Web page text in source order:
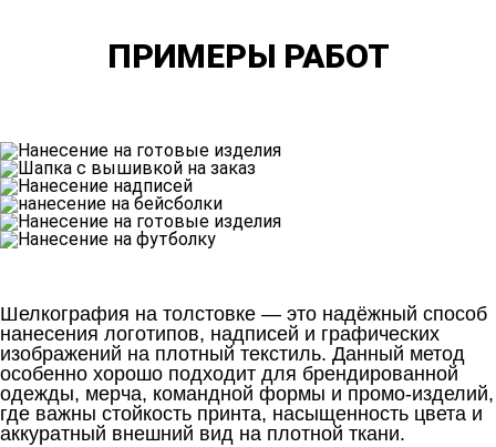
ПРИМЕРЫ РАБОТ
Шелкография на толстовке — это надёжный способ
нанесения логотипов, надписей и графических
изображений на плотный текстиль. Данный метод
особенно хорошо подходит для брендированной
одежды, мерча, командной формы и промо-изделий,
где важны стойкость принта, насыщенность цвета и
аккуратный внешний вид на плотной ткани.